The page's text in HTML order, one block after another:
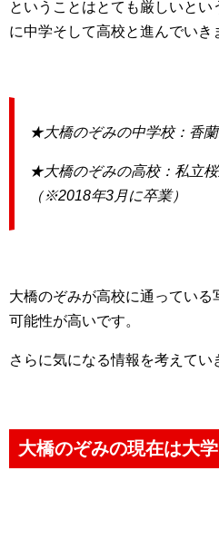
ということはとても厳しいと
に中学そして高校と進んでいき
★大橋のぞみの中学校：香
★大橋のぞみの高校：私立桜
（※2018年3月に卒業）
大橋のぞみが高校に通ってい
可能性が高いです。
さらに気になる情報を考えてい
大橋のぞみの現在は大